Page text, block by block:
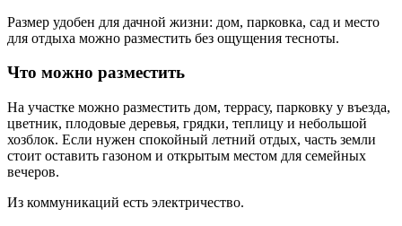
Размер удобен для дачной жизни: дом, парковка, сад и место
для отдыха можно разместить без ощущения тесноты.
Что можно разместить
На участке можно разместить дом, террасу, парковку у въезда,
цветник, плодовые деревья, грядки, теплицу и небольшой
хозблок. Если нужен спокойный летний отдых, часть земли
стоит оставить газоном и открытым местом для семейных
вечеров.
Из коммуникаций есть электричество.